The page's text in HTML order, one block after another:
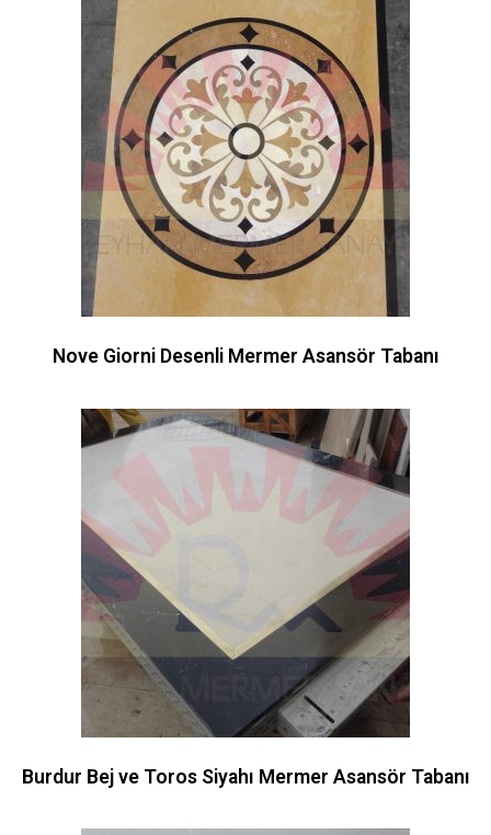
Nove Giorni Desenli Mermer Asansör Tabanı
Burdur Bej ve Toros Siyahı Mermer Asansör Tabanı